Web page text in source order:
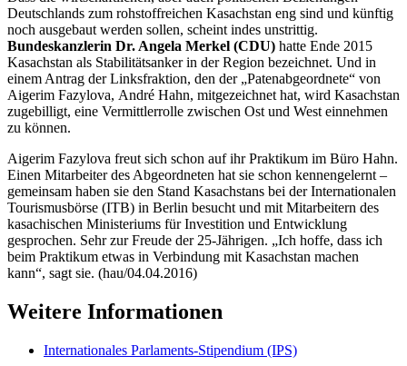
Deutschlands zum rohstoffreichen Kasachstan eng sind und künftig
noch ausgebaut werden sollen, scheint indes unstrittig.
Bundeskanzlerin Dr. Angela Merkel (CDU) hatte Ende 2015
Kasachstan als Stabilitätsanker in der Region bezeichnet. Und in
einem Antrag der Linksfraktion, den der „Patenabgeordnete“ von
Aigerim Fazylova, André Hahn, mitgezeichnet hat, wird Kasachstan
zugebilligt, eine Vermittlerrolle zwischen Ost und West einnehmen
zu können.
Aigerim Fazylova freut sich schon auf ihr Praktikum im Büro Hahn.
Einen Mitarbeiter des Abgeordneten hat sie schon kennengelernt –
gemeinsam haben sie den Stand Kasachstans bei der Internationalen
Tourismusbörse (ITB) in Berlin besucht und mit Mitarbeitern des
kasachischen Ministeriums für Investition und Entwicklung
gesprochen. Sehr zur Freude der 25-Jährigen. „Ich hoffe, dass ich
beim Praktikum etwas in Verbindung mit Kasachstan machen
kann“, sagt sie. (hau/04.04.2016)
Weitere Informationen
Internationales Parlaments-Stipendium (IPS)